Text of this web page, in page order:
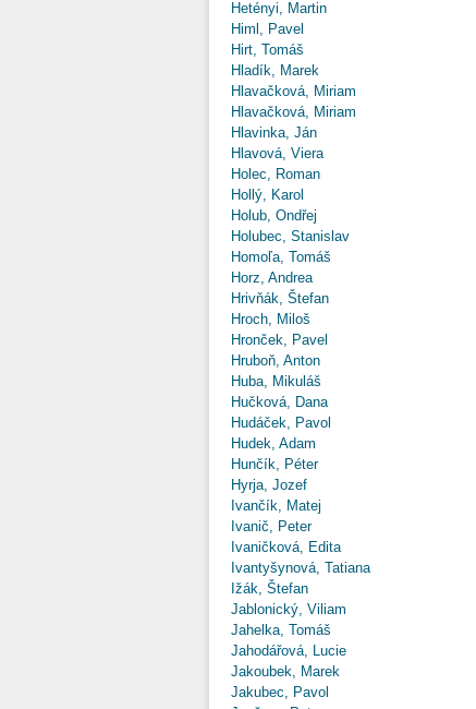
Hetényi, Martin
Himl, Pavel
Hirt, Tomáš
Hladík, Marek
Hlavačková, Miriam
Hlavačková, Miriam
Hlavinka, Ján
Hlavová, Viera
Holec, Roman
Hollý, Karol
Holub, Ondřej
Holubec, Stanislav
Homoľa, Tomáš
Horz, Andrea
Hrivňák, Štefan
Hroch, Miloš
Hronček, Pavel
Hruboň, Anton
Huba, Mikuláš
Hučková, Dana
Hudáček, Pavol
Hudek, Adam
Hunčík, Péter
Hyrja, Jozef
Ivančík, Matej
Ivanič, Peter
Ivaničková, Edita
Ivantyšynová, Tatiana
Ižák, Štefan
Jablonický, Viliam
Jahelka, Tomáš
Jahodářová, Lucie
Jakoubek, Marek
Jakubec, Pavol